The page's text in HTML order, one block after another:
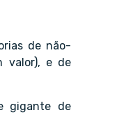
de não-
valor), e de
gigante de